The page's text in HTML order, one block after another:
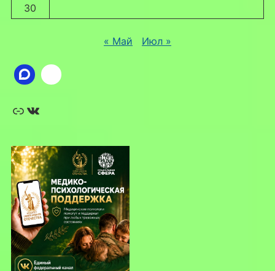
30
« Май Июл »
Ссылка